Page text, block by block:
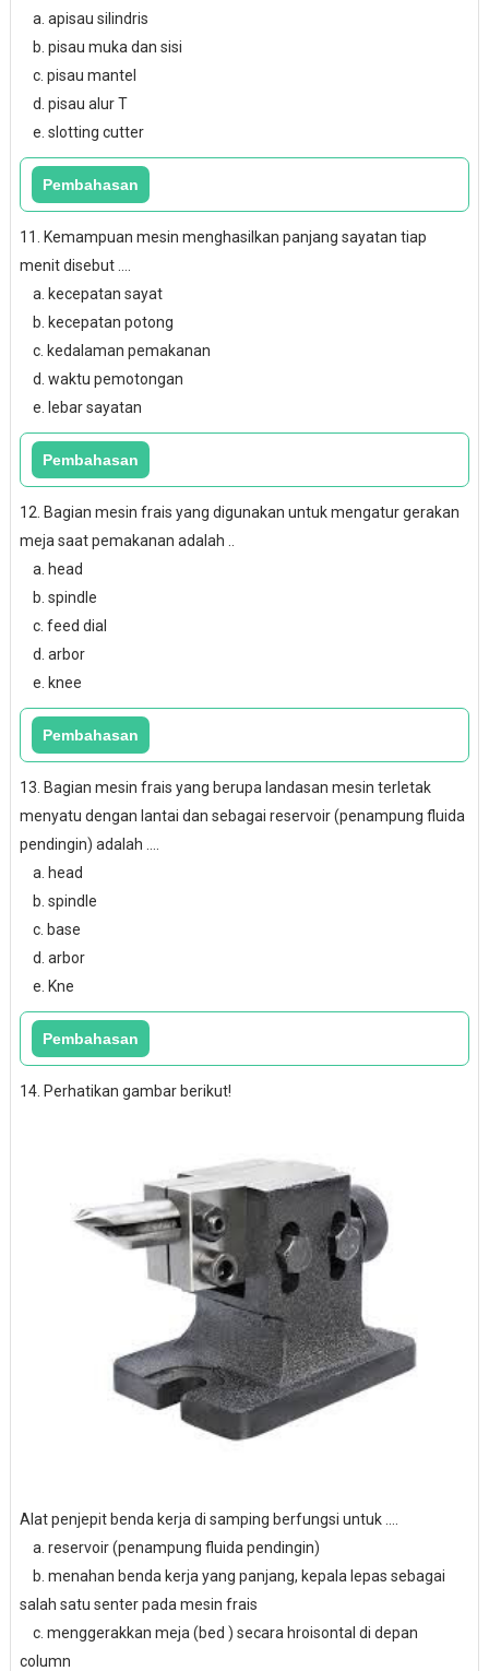
a. apisau silindris
b. pisau muka dan sisi
c. pisau mantel
d. pisau alur T
e. slotting cutter
11. Kemampuan mesin menghasilkan panjang sayatan tiap
menit disebut ….
a. kecepatan sayat
b. kecepatan potong
c. kedalaman pemakanan
d. waktu pemotongan
e. lebar sayatan
12. Bagian mesin frais yang digunakan untuk mengatur gerakan
meja saat pemakanan adalah ..
a. head
b. spindle
c. feed dial
d. arbor
e. knee
13. Bagian mesin frais yang berupa landasan mesin terletak
menyatu dengan lantai dan sebagai reservoir (penampung fluida
pendingin) adalah ....
a. head
b. spindle
c. base
d. arbor
e. Kne
14. Perhatikan gambar berikut!
Alat penjepit benda kerja di samping berfungsi untuk ....
a. reservoir (penampung fluida pendingin)
b. menahan benda kerja yang panjang, kepala lepas sebagai
salah satu senter pada mesin frais
c. menggerakkan meja (bed ) secara hroisontal di depan
column